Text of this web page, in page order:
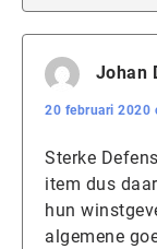
Johan
20 februari 2020
Sterke
item dus
hun
algemene